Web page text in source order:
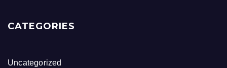
CATEGORIES
Uncategorized